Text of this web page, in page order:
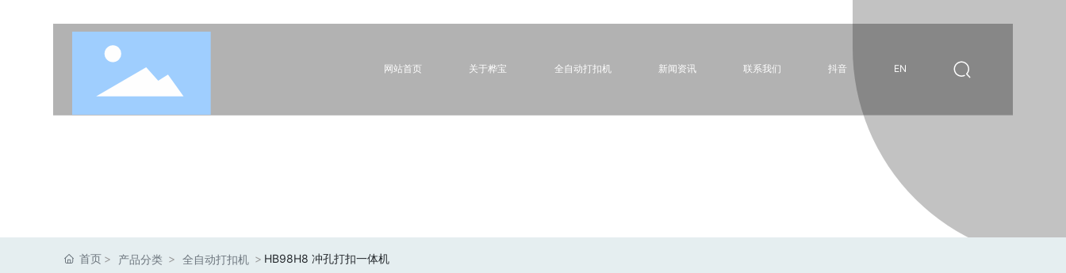
网站首页 关于桦宝 全自动打扣机 新闻资讯 联系我们 抖音 EN
Products
首页 产品分类 全自动打扣机 HB98H8 冲孔打扣一体机